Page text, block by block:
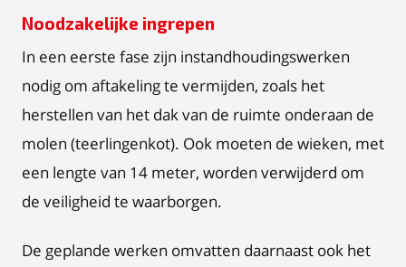
Noodzakelijke ingrepen
In een eerste fase zijn instandhoudingswerken
nodig om aftakeling te vermijden, zoals het
herstellen van het dak van de ruimte onderaan de
molen (teerlingenkot). Ook moeten de wieken, met
een lengte van 14 meter, worden verwijderd om
de veiligheid te waarborgen.
De geplande werken omvatten daarnaast ook het